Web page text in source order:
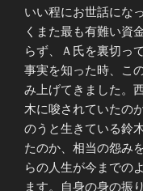
いい程にお世話にな
くまた最も有難い資
らず、Ａ氏を裏切っ
事実を知った時、こ
み上げてきました。
木に唆されていたの
のうと生きている鈴
たのか、相当の怨み
らの人生が今までの
ます。自身の身の振